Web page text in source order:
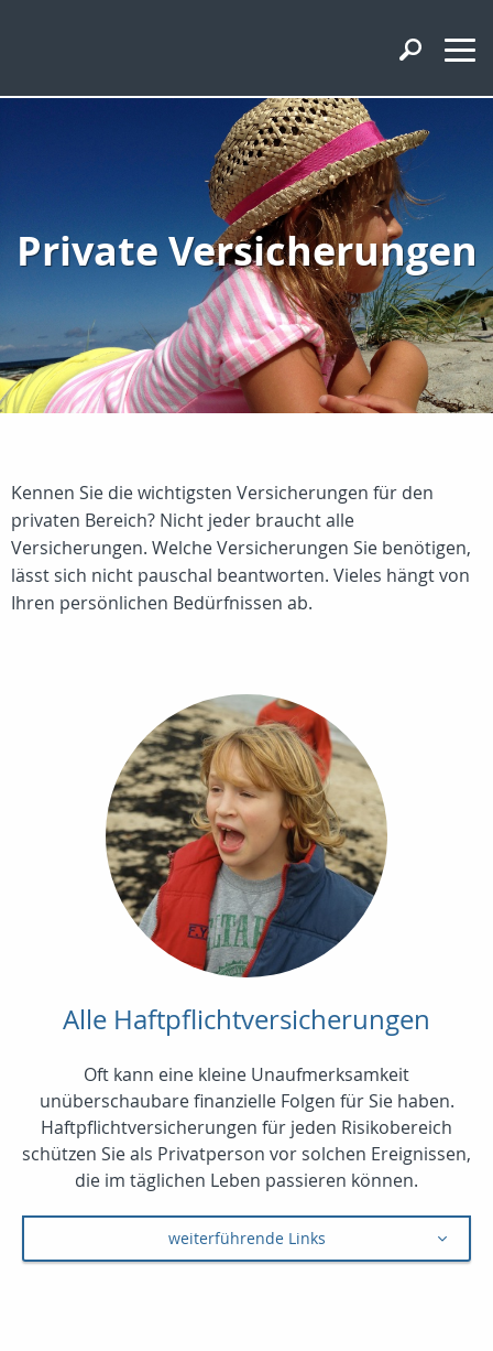
Private Versicherungen
Kennen Sie die wichtigsten Versicherungen für den
privaten Bereich? Nicht jeder braucht alle
Versicherungen. Welche Versicherungen Sie benötigen,
lässt sich nicht pauschal beantworten. Vieles hängt von
Ihren persönlichen Bedürfnissen ab.
Alle Haftpflichtversicherungen
Oft kann eine kleine Unaufmerksamkeit
unüberschaubare finanzielle Folgen für Sie haben.
Haftpflichtversicherungen für jeden Risikobereich
schützen Sie als Privatperson vor solchen Ereignissen,
die im täglichen Leben passieren können.
weiterführende Links